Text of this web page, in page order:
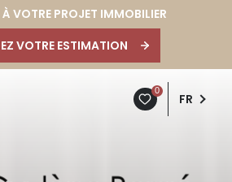
VOTRE PROJET IMMOBILIER
VOTRE ESTIMATION
0
FR